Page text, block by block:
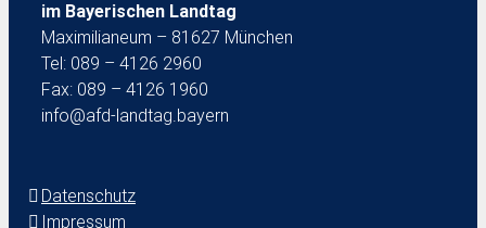
im Bayerischen Landtag
Maximilianeum – 81627 München
Tel: 089 – 4126 2960
Fax: 089 – 4126 1960
info@afd-landtag.bayern
Datenschutz
Impressum